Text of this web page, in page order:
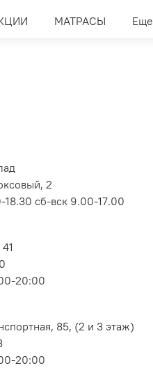
МАТРАСЫ Еще
2
сб-вск 9.00-17.00
20:00
85, (2 и 3 этаж)
20:00